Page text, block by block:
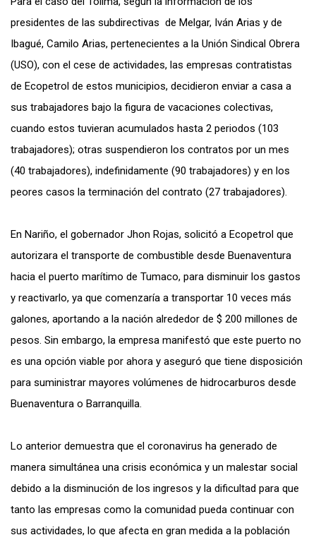
presidentes de las subdirectivas de Melgar, Iván Arias y de
Ibagué, Camilo Arias, pertenecientes a la Unión Sindical Obrera
(USO), con el cese de actividades, las empresas contratistas
de Ecopetrol de estos municipios, decidieron enviar a casa a
sus trabajadores bajo la figura de vacaciones colectivas,
cuando estos tuvieran acumulados hasta 2 periodos (103
trabajadores); otras suspendieron los contratos por un mes
(40 trabajadores), indefinidamente (90 trabajadores) y en los
peores casos la terminación del contrato (27 trabajadores).
En Nariño, el gobernador Jhon Rojas, solicitó a Ecopetrol que
autorizara el transporte de combustible desde Buenaventura
hacia el puerto marítimo de Tumaco, para disminuir los gastos
y reactivarlo, ya que comenzaría a transportar 10 veces más
galones, aportando a la nación alrededor de $ 200 millones de
pesos. Sin embargo, la empresa manifestó que este puerto no
es una opción viable por ahora y aseguró que tiene disposición
para suministrar mayores volúmenes de hidrocarburos desde
Buenaventura o Barranquilla.
Lo anterior demuestra que el coronavirus ha generado de
manera simultánea una crisis económica y un malestar social
debido a la disminución de los ingresos y la dificultad para que
tanto las empresas como la comunidad pueda continuar con
sus actividades, lo que afecta en gran medida a la población